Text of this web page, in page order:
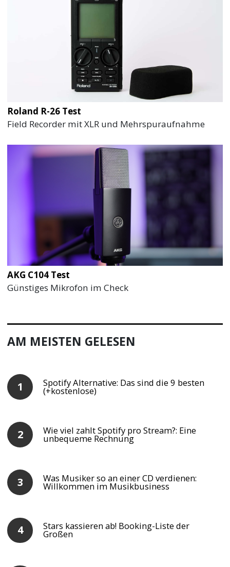
Roland R-26 Test
Field Recorder mit XLR und Mehrspuraufnahme
AKG C104 Test
Günstiges Mikrofon im Check
AM MEISTEN GELESEN
Spotify Alternative: Das sind die 9 besten
(+kostenlose)
Wie viel zahlt Spotify pro Stream?: Eine
unbequeme Rechnung
Was Musiker so an einer CD verdienen:
Willkommen im Musikbusiness
Stars kassieren ab! Booking-Liste der
Großen